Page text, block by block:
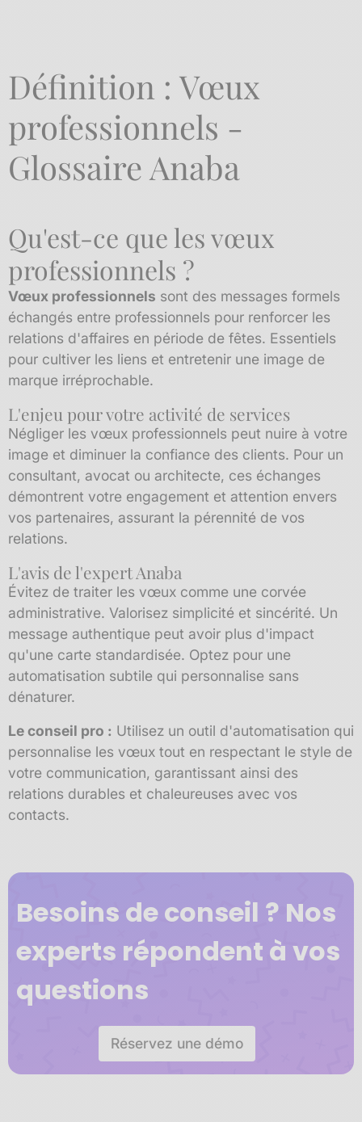
Définition : Vœux
professionnels -
Glossaire Anaba
Qu'est-ce que les vœux
professionnels ?
Vœux professionnels sont des messages formels
échangés entre professionnels pour renforcer les
relations d'affaires en période de fêtes. Essentiels
pour cultiver les liens et entretenir une image de
marque irréprochable.
L'enjeu pour votre activité de services
Négliger les vœux professionnels peut nuire à votre
image et diminuer la confiance des clients. Pour un
consultant, avocat ou architecte, ces échanges
démontrent votre engagement et attention envers
vos partenaires, assurant la pérennité de vos
relations.
L'avis de l'expert Anaba
Évitez de traiter les vœux comme une corvée
administrative. Valorisez simplicité et sincérité. Un
message authentique peut avoir plus d'impact
qu'une carte standardisée. Optez pour une
automatisation subtile qui personnalise sans
dénaturer.
Le conseil pro : Utilisez un outil d'automatisation qui
personnalise les vœux tout en respectant le style de
votre communication, garantissant ainsi des
relations durables et chaleureuses avec vos
contacts.
Besoins de conseil ? Nos
experts répondent à vos
questions
Réservez une démo